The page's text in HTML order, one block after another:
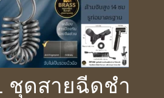
ชุดสายฉีดชำ